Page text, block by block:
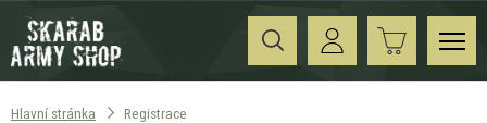
Hlavní stránka Registrace